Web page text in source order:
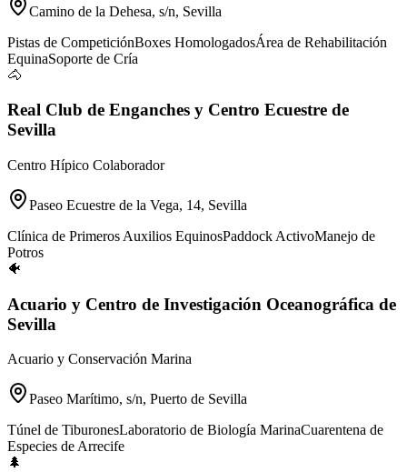
Camino de la Dehesa, s/n, Sevilla
Pistas de CompeticiónBoxes HomologadosÁrea de Rehabilitación
EquinaSoporte de Cría
🐴
Real Club de Enganches y Centro Ecuestre de
Sevilla
Centro Hípico Colaborador
Paseo Ecuestre de la Vega, 14, Sevilla
Clínica de Primeros Auxilios EquinosPaddock ActivoManejo de
Potros
🐠
Acuario y Centro de Investigación Oceanográfica de
Sevilla
Acuario y Conservación Marina
Paseo Marítimo, s/n, Puerto de Sevilla
Túnel de TiburonesLaboratorio de Biología MarinaCuarentena de
Especies de Arrecife
🌲